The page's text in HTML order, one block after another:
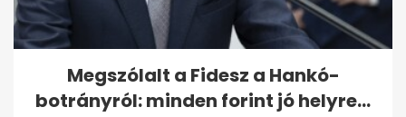
Megszólalt a Fidesz a Hankó-
botrányról: minden forint jó helyre...